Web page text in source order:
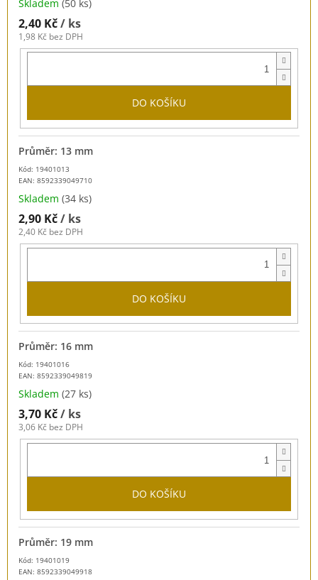
Skladem (50 ks)
2,40 Kč/ ks
1,98 Kč bez DPH
DO KOŠÍKU
Kód: 19401013
EAN: 8592339049710
Průměr: 13 mm
Skladem (34 ks)
2,90 Kč/ ks
2,40 Kč bez DPH
DO KOŠÍKU
Kód: 19401016
EAN: 8592339049819
Průměr: 16 mm
Skladem (27 ks)
3,70 Kč/ ks
3,06 Kč bez DPH
DO KOŠÍKU
Kód: 19401019
EAN: 8592339049918
Průměr: 19 mm